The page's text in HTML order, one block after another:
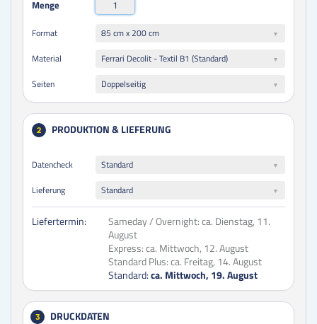
Menge
Format
85 cm x 200 cm
Material
Ferrari Decolit - Textil B1 (Standard)
Seiten
Doppelseitig
2 PRODUKTION & LIEFERUNG
Datencheck
Standard
Lieferung
Standard
Liefertermin: Sameday / Overnight:ca. Dienstag, 11.
August
Express:ca. Mittwoch, 12. August
Standard Plus:ca. Freitag, 14. August
Standard:ca. Mittwoch, 19. August
3 DRUCKDATEN